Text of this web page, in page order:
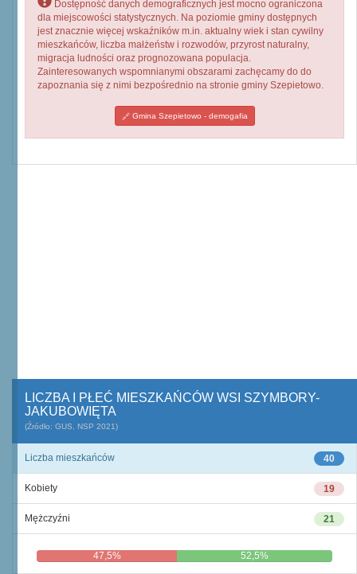
Dostępność danych demograficznych jest mocno ograniczona
dla miejscowości statystycznych. Na poziomie gminy dostępnych
jest znacznie więcej wskaźników m.in. aktualny wiek i stan cywilny
mieszkańców, liczba małżeństw i rozwodów, przyrost naturalny,
migracja ludności oraz prognozowana populacja.
Zainteresowanych wspomnianymi obszarami zachęcamy do do
zapoznania się z nimi bezpośrednio na stronie gminy Szepietowo.
Gmina Szepietowo - demogafia
LICZBA I PŁEĆ MIESZKAŃCÓW WSI SZYMBORY-
JAKUBOWIĘTA
(Źródło: GUS, NSP 2021)
40
Liczba mieszkańców
19
Kobiety
21
Mężczyźni
47,5% 52,5%